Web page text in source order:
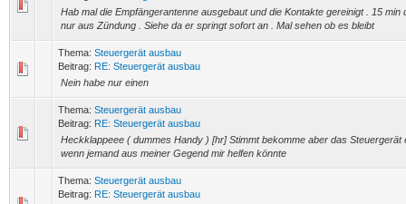
Hab mal die Empfängerantenne ausgebaut und die Kontakte gereinigt . 15
nur aus Zündung . Siehe da er springt sofort an . Mal sehen ob es bleibt
Thema: Steuergerät ausbau
Beitrag: RE: Steuergerät ausbau
Nein habe nur einen
Thema: Steuergerät ausbau
Beitrag: RE: Steuergerät ausbau
Heckklappeee ( dummes Handy ) [hr] Stimmt bekomme aber das
wenn jemand aus meiner Gegend mir helfen könnte
Thema: Steuergerät ausbau
Beitrag: RE: Steuergerät ausbau